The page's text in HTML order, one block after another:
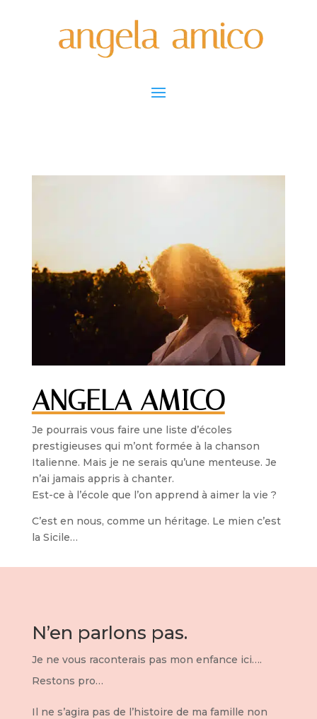
ANGELA AMICO
Je pourrais vous faire une liste d’écoles
prestigieuses qui m’ont formée à la chanson
Italienne. Mais je ne serais qu’une menteuse. Je
n’ai jamais appris à chanter.
Est-ce à l’école que l’on apprend à aimer la vie ?
C’est en nous, comme un héritage. Le mien c’est
la Sicile…
N’en parlons pas.
Je ne vous raconterais pas mon enfance ici….
Restons pro…
Il ne s’agira pas de l’histoire de ma famille non